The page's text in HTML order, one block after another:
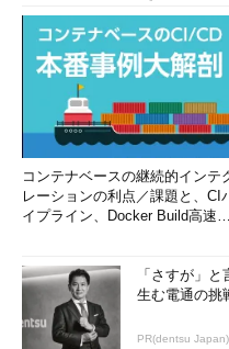
コンテナベースの継続的インテ
レーションの利点／課題と、CI
イプライン、Docker Build高速化
「さすが」
生む電通の挑
PR(dentsu Japan)